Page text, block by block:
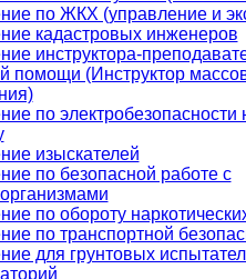
по ЖКХ (управление и
кадастровых инженеров
инструктора-
помощи (Инструктор
по электробезопасности
изыскателей
по безопасной работе с
по обороту
по транспортной
для грунтовых